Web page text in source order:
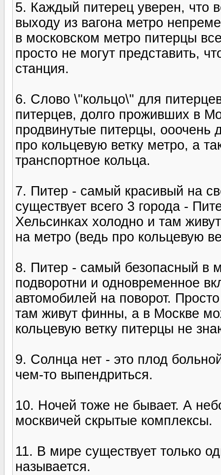
5. Каждый питерец уверен, что
выходу из вагона метро
в московском метро питерцы
просто не могут представить,
станция.
6. Слово \"кольцо\" для
питерцев, долго проживших в
продвинутые питерцы, ооочень
про кольцевую ветку метро, а
транспортное кольца.
7. Питер - самый красивый на
существует всего 3 города -
Хельсинках холодно и там
на метро (ведь про кольцевую
8. Питер - самый безопасный в
подворотни и одновременное
автомобилей на поворот.
там живут финны, а в Москве
кольцевую ветку питерцы не
9. Солнца нет - это плод
чем-то выпендриться.
10. Ночей тоже не бывает. А
москвичей скрытые комплексы.
11. В мире существует только
называется.